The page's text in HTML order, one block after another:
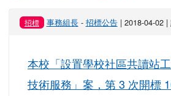
招標 事務組長- 招標公告| 2018-04-02 |
本校「設置學校社區共讀站
技術服務」案，第 3 次開標